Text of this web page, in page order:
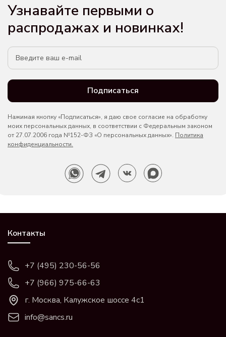
Узнавайте первыми о
распродажах и новинках!
Подписаться
Нажимая кнопку «Подписаться», я даю свое согласие на обработку
моих персональных данных, в соответствии с Федеральным законом
от 27.07.2006 года №152-ФЗ «О персональных данных». Политика
конфиденциальности.
Контакты
+7 (495) 230-56-56
+7 (966) 975-66-63
г. Москва, Калужское шоссе 4с1
info@sancs.ru